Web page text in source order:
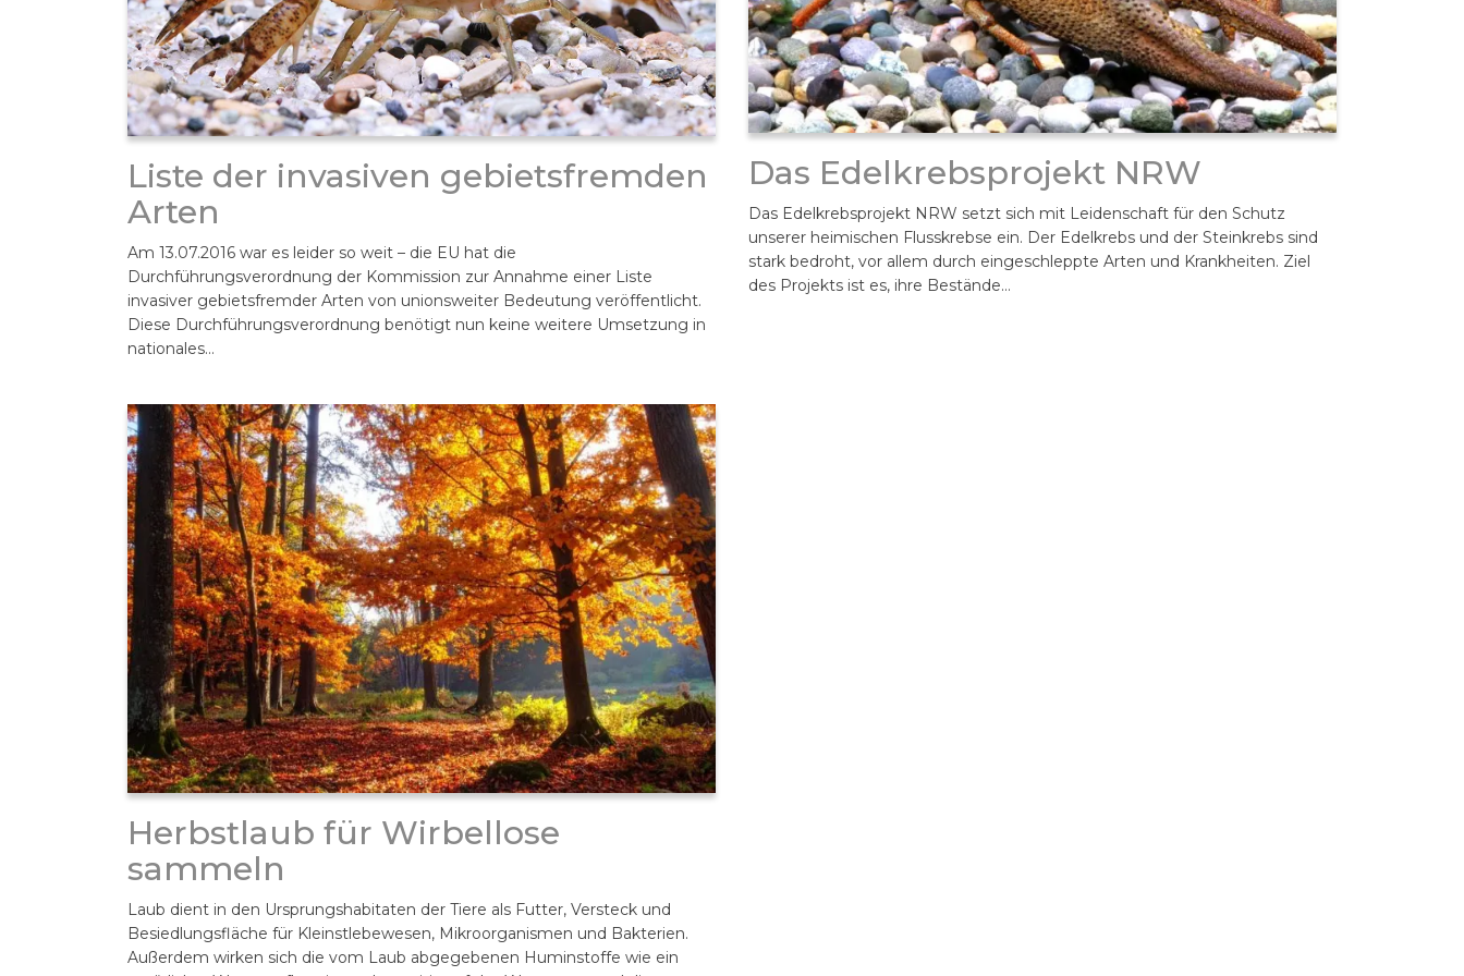
Liste der invasiven gebietsfremden
Arten
Am 13.07.2016 war es leider so weit – die EU hat die
Durchführungsverordnung der Kommission zur Annahme einer Liste
invasiver gebietsfremder Arten von unionsweiter Bedeutung veröffentlicht.
Diese Durchführungsverordnung benötigt nun keine weitere Umsetzung in
nationales…
Das Edelkrebsprojekt NRW
Das Edelkrebsprojekt NRW setzt sich mit Leidenschaft für den Schutz
unserer heimischen Flusskrebse ein. Der Edelkrebs und der Steinkrebs sind
stark bedroht, vor allem durch eingeschleppte Arten und Krankheiten. Ziel
des Projekts ist es, ihre Bestände…
Herbstlaub für Wirbellose
sammeln
Laub dient in den Ursprungshabitaten der Tiere als Futter, Versteck und
Besiedlungsfläche für Kleinstlebewesen, Mikroorganismen und Bakterien.
Außerdem wirken sich die vom Laub abgegebenen Huminstoffe wie ein